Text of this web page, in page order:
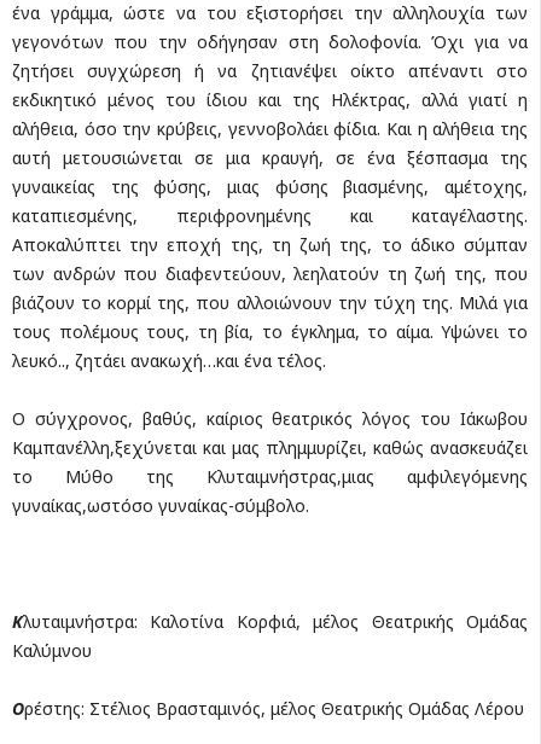
ένα γράμμα, ώστε να του εξιστορήσει την αλληλουχία των
γεγονότων που την οδήγησαν στη δολοφονία. Όχι για να
ζητήσει συγχώρεση ή να ζητιανέψει οίκτο απέναντι στο
εκδικητικό μένος του ίδιου και της Ηλέκτρας, αλλά γιατί η
αλήθεια, όσο την κρύβεις, γεννοβολάει φίδια. Και η αλήθεια της
αυτή μετουσιώνεται σε μια κραυγή, σε ένα ξέσπασμα της
γυναικείας της φύσης, μιας φύσης βιασμένης, αμέτοχης,
καταπιεσμένης, περιφρονημένης και καταγέλαστης.
Αποκαλύπτει την εποχή της, τη ζωή της, το άδικο σύμπαν
των ανδρών που διαφεντεύουν, λεηλατούν τη ζωή της, που
βιάζουν το κορμί της, που αλλοιώνουν την τύχη της. Μιλά για
τους πολέμους τους, τη βία, το έγκλημα, το αίμα. Υψώνει το
λευκό.., ζητάει ανακωχή…και ένα τέλος.
Ο σύγχρονος, βαθύς, καίριος θεατρικός λόγος του Ιάκωβου
Καμπανέλλη,ξεχύνεται και μας πλημμυρίζει, καθώς ανασκευάζει
το Μύθο της Κλυταιμνήστρας,μιας αμφιλεγόμενης
γυναίκας,ωστόσο γυναίκας-σύμβολο.
Κλυταιμνήστρα: Καλοτίνα Κορφιά, μέλος Θεατρικής Ομάδας
Καλύμνου
Ορέστης: Στέλιος Βρασταμινός, μέλος Θεατρικής Ομάδας Λέρου